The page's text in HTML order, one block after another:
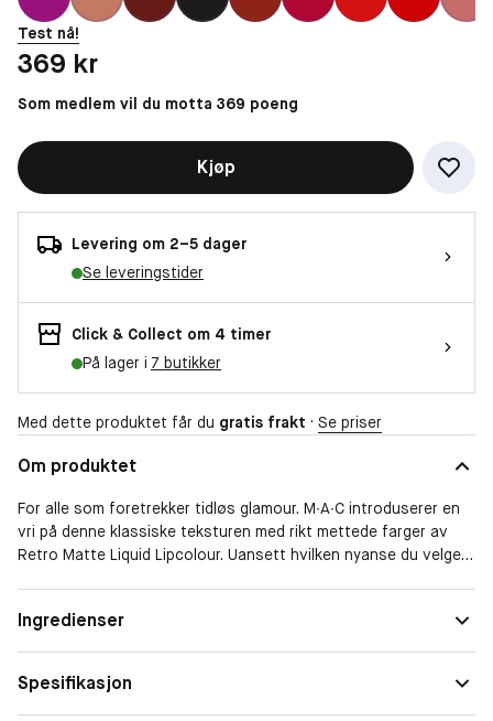
Test nå!
Pris: 369 kr
369 kr
Som medlem vil du motta 369 poeng
Kjøp
Levering om 2–5 dager
Se leveringstider
Click & Collect om 4 timer
På lager i 7 butikker
Med dette produktet får du gratis frakt · Se priser
Om produktet
For alle som foretrekker tidløs glamour. M∙A∙C introduserer en
vri på denne klassiske teksturen med rikt mettede farger av
Retro Matte Liquid Lipcolour. Uansett hvilken nyanse du velger
Fargeintensitet
Ingredienser
Spesifikasjon